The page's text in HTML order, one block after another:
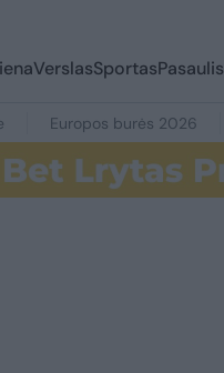
VerslasSportasPasaulis
Europos burės 2026